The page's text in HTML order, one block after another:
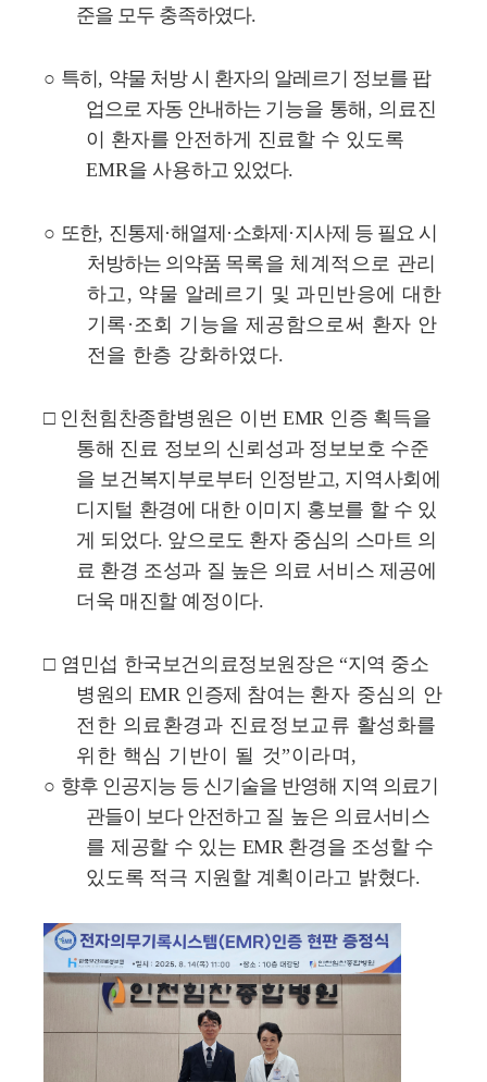
준을 모두 충족하였다.
○ 특히, 약물 처방 시 환자의 알레르기 정보를 팝
업으로 자동 안내하는 기능을 통해, 의료진
이 환자를 안전하게 진료할 수 있도록
EMR을 사용하고 있었다.
○ 또한, 진통제·해열제·소화제·지사제 등 필요 시
처방하는 의약품 목록을 체계적으로 관리
하고 , 약물 알레르기 및 과민반응에 대한
기록 · 조회 기능을 제공함으로써 환자 안
전을 한층 강화하였다.
□ 인천힘찬종합병원은 이번EMR 인증 획득을
통해 진료 정보의 신뢰성과 정보보호 수준
을 보건복지부로부터 인정받고, 지역사회에
디지털 환경에 대한 이미지 홍보를 할 수 있
게 되었다. 앞으로도 환자 중심의 스마트 의
료 환경 조성과 질 높은 의료 서비스 제공에
더욱 매진할 예정이다.
□ 염민섭 한국보건의료정보원장은 “지역 중소
병원의 EMR 인증제 참여는 환자 중심의 안
전한 의료환경과 진료정보교류 활성화를
위한 핵심 기반이 될 것”이라며 ,
○ 향후 인공지능 등 신기술을 반영해 지역 의료기
관들이 보다 안전하고 질 높은 의료서비스
를 제공할 수 있는 EMR 환경을 조성할 수
있도록 적극 지원할 계획이라고 밝혔다.